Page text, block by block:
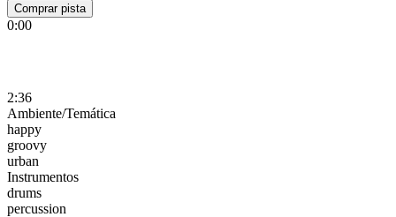
Comprar pista
0:00
2:36
Ambiente/Temática
happy
groovy
urban
Instrumentos
drums
percussion